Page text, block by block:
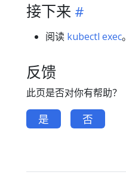
接下来
阅读 kubectl exec。
反馈
此页是否对你有帮助？
是 否